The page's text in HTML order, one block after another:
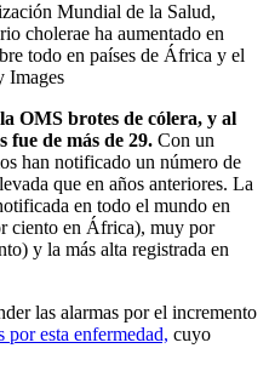
Mundial de la Salud,
cholerae ha aumentado en
todo en países de África y el
Images
OMS brotes de cólera, y al
fue de más de 29. Con un
han notificado un número de
que en años anteriores. La
en todo el mundo en
ciento en África), muy por
y la más alta registrada en
las alarmas por el incremento
por esta enfermedad, cuyo